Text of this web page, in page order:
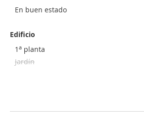
En buen estado
Edificio
1 a planta
Jardín